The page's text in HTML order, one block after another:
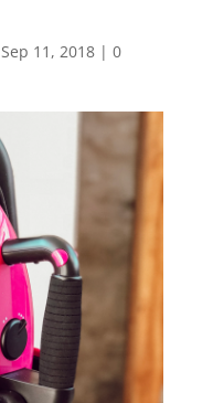
Sep 11, 2018| 0